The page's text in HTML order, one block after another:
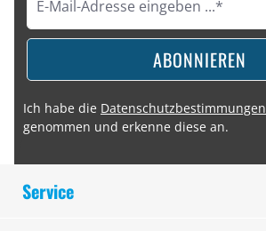
ABONNIEREN
Ich habe die Datenschutzbestimmungen
genommen und erkenne diese an.
Service